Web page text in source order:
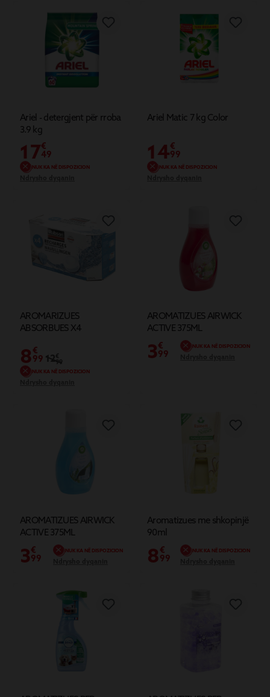
Ariel - detergjent për rroba
3.9 kg
17€
49
NUK KA NË DISPOZICION
Ariel Matic 7 kg Color
14€
99
NUK KA NË DISPOZICION
AROMARIZUES
ABSORBUES X4
8€
99
NUK KA NË DISPOZICION
AROMATIZUES AIRWICK
ACTIVE 375ML
3€
99
NUK KA NË DISPOZICION
AROMATIZUES AIRWICK
ACTIVE 375ML
3€
99
NUK KA NË DISPOZICION
Aromatizues me shkopinjë
90ml
8€
99
NUK KA NË DISPOZICION